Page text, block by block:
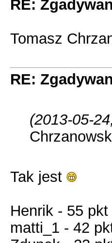
RE:
Tomasz
RE:
(2013-05-
Tak jest
Henrik - 55 pkt
matti_1 - 42